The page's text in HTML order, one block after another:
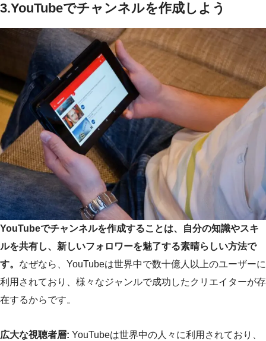
3.YouTubeでチャンネルを作成しよう
YouTubeでチャンネルを作成することは、自分の知識やスキ
ルを共有し、新しいフォロワーを魅了する素晴らしい方法で
す。 なぜなら、YouTubeは世界中で数十億人以上のユーザーに
利用されており、様々なジャンルで成功したクリエイターが存
在するからです。
広大な視聴者層: YouTubeは世界中の人々に利用されており、